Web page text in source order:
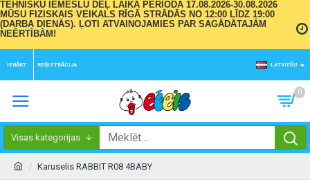
TEHNISKU IEMESLU DĒĻ LAIKA PERIODĀ 17.08.2026-30.08.2026
MŪSU FIZISKAIS VEIKALS RĪGĀ STRĀDĀS NO 12:00 LĪDZ 19:00
(DARBA DIENĀS). ĻOTI ATVAINOJAMIES PAR SAGĀDĀTAJĀM
NEĒRTĪBĀM!
IENĀKT REĢISTRĀCIJA LATVIEŠU
0
Visas kategorijas
Karuselis RABBIT R08 4BABY